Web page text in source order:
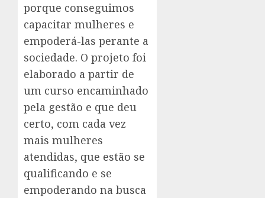
porque conseguimos
capacitar mulheres e
empoderá-las perante a
sociedade. O projeto foi
elaborado a partir de
um curso encaminhado
pela gestão e que deu
certo, com cada vez
mais mulheres
atendidas, que estão se
qualificando e se
empoderando na busca